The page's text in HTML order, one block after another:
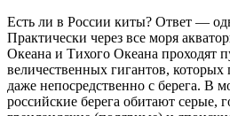
Есть ли в России киты? Ответ —
Практически через все моря
Океана и Тихого Океана проходят
величественных гигантов,
даже непосредственно с берега. В
российские берега обитают серые,